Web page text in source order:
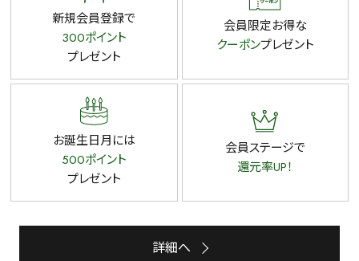
新規会員登録で
300ポイント
プレゼント
会員限定お得な
クーポンプレゼント
お誕生日月には
500ポイント
プレゼント
会員ステージで
還元率UP！
詳細へ